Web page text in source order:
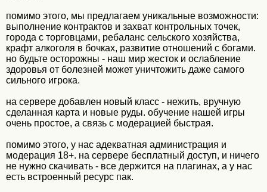
помимо этого, мы предлагаем уникальные возможности:
выполнение контрактов и захват контрольных точек,
города с торговцами, ребаланс сельского хозяйства,
крафт алкоголя в бочках, развитие отношений с богами.
но будьте осторожны - наш мир жесток и ослабление
здоровья от болезней может уничтожить даже самого
сильного игрока.
на сервере добавлен новый класс - нежить, вручную
сделанная карта и новые руды. обучение нашей игры
очень простое, а связь с модерацией быстрая.
помимо этого, у нас адекватная администрация и
модерация 18+. на сервере бесплатный доступ, и ничего
не нужно скачивать - все держится на плагинах, а у нас
есть встроенный ресурс пак.